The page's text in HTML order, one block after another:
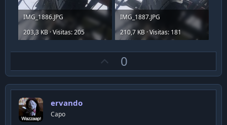
IMG_1886.JPG
203,3 KB · Visitas: 205
IMG_1887.JPG
210,7 KB · Visitas: 181
p
v
0
ervando
Capo